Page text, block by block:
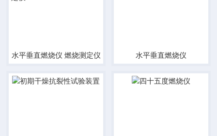
水平垂直燃烧仪 燃烧测定仪 水平垂直燃烧仪